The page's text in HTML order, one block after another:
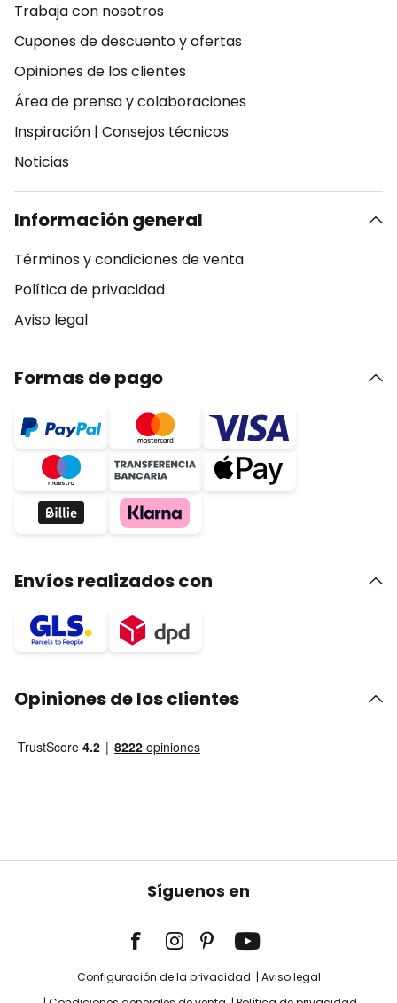
Trabaja con nosotros
Cupones de descuento y ofertas
Opiniones de los clientes
Área de prensa y colaboraciones
Inspiración | Consejos técnicos
Noticias
Información general
Términos y condiciones de venta
Política de privacidad
Aviso legal
Formas de pago
Envíos realizados con
Opiniones de los clientes
Síguenos en
Configuración de la privacidad
Aviso legal